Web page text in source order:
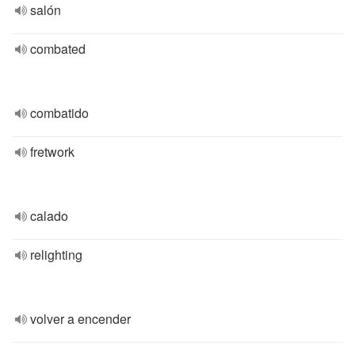
salón
combated
combatido
fretwork
calado
relighting
volver a encender